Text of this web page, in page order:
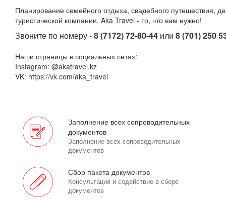
Планирование семейного отдыха, свадебного путешествия,
туристической компании. Aka Travel - то, что вам нужно!
Звоните по номеру -8 (7172) 72-80-44 или 8 (701) 250
Наши страницы в социальных сетях:
Instagram: @akatravel.kz
VK: https://vk.com/aka_travel
Заполнение всех сопроводительных
документов
Заполнение всех сопроводительных
документов
Сбор пакета документов
Консультация и содействие в сборе
документов